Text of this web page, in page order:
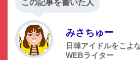
この記事を書いた人
みさちゅー
日韓アイドルをこよ
WEBライター